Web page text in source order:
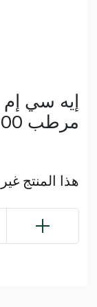
إيه سي إم
مرطب 500مل
هذا المنتج